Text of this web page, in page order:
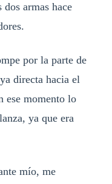
armas hace
por la parte de
directa hacia el
ese momento lo
ya que era
mío, me